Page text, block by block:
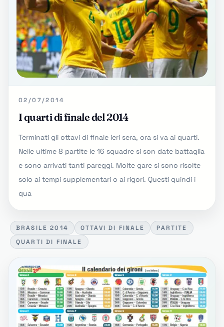
02/07/2014
I quarti di finale del 2014
Terminati gli ottavi di finale ieri sera, ora si va ai quarti.
Nelle ultime 8 partite le 16 squadre si son date battaglia
e sono arrivati tanti pareggi. Molte gare si sono risolte
solo ai tempi supplementari o ai rigori. Questi quindi i
qua
BRASILE 2014 OTTAVI DI FINALE
PARTITE
QUARTI DI FINALE